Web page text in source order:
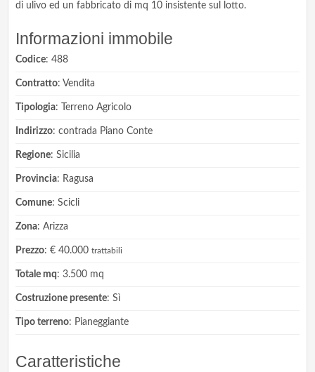
di ulivo ed un fabbricato di mq 10 insistente sul lotto.
Informazioni immobile
Codice: 488
Contratto: Vendita
Tipologia: Terreno Agricolo
Indirizzo: contrada Piano Conte
Regione: Sicilia
Provincia: Ragusa
Comune: Scicli
Zona: Arizza
Prezzo: € 40.000trattabili
Totale mq: 3.500 mq
Costruzione presente: Sì
Tipo terreno: Pianeggiante
Caratteristiche